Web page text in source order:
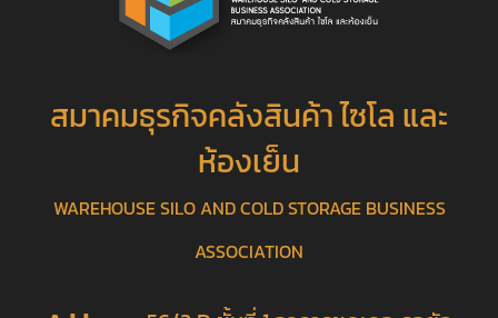
สมาคมธุรกิจคลังสินค้า ไซโล และ
ห้องเย็น
WAREHOUSE SILO AND COLD STORAGE BUSINESS
ASSOCIATION